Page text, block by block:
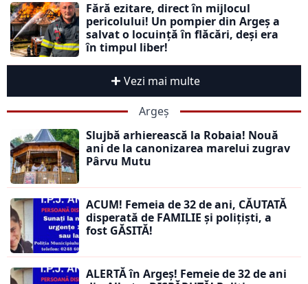
Fără ezitare, direct în mijlocul
pericolului! Un pompier din Argeș a
salvat o locuință în flăcări, deși era
în timpul liber!
Vezi mai multe
Argeș
Slujbă arhierească la Robaia! Nouă
ani de la canonizarea marelui zugrav
Pârvu Mutu
ACUM! Femeia de 32 de ani, CĂUTATĂ
disperată de FAMILIE și polițiști, a
fost GĂSITĂ!
ALERTĂ în Argeș! Femeie de 32 de ani